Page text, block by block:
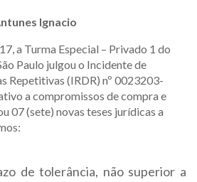
Ignacio
a Turma Especial – Privado 1 do
Paulo julgou o Incidente de
Repetitivas (IRDR) nº 0023203-
a compromissos de compra e
07 (sete) novas teses jurídicas a
de tolerância, não superior a